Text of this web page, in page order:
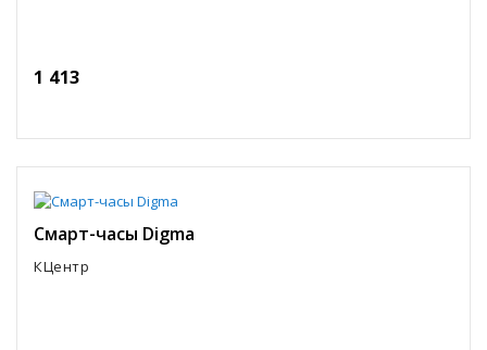
1 413
Смарт-часы Digma
КЦентр